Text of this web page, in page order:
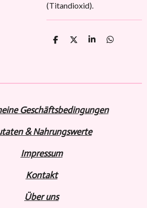
(Titandioxid).
T
n
T
n
T
n
T
n
Geschäftsbedingungen
& Nahrungswerte
Impressum
Kontakt
Über uns